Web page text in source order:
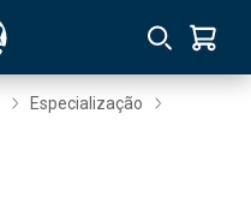
Especialização